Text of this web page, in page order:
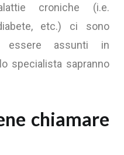
croniche (i.e.
etc.) ci sono
essere assunti in
specialista sapranno
chiamare